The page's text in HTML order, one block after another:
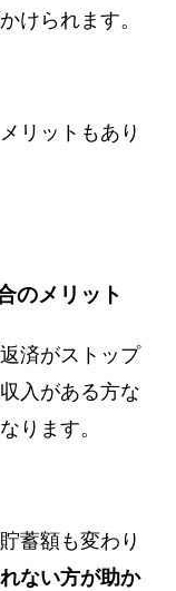
けられます。
リットもあり
のメリット
済がストップ
収入がある方な
ります。
蓄額も変わり
ない方が助か